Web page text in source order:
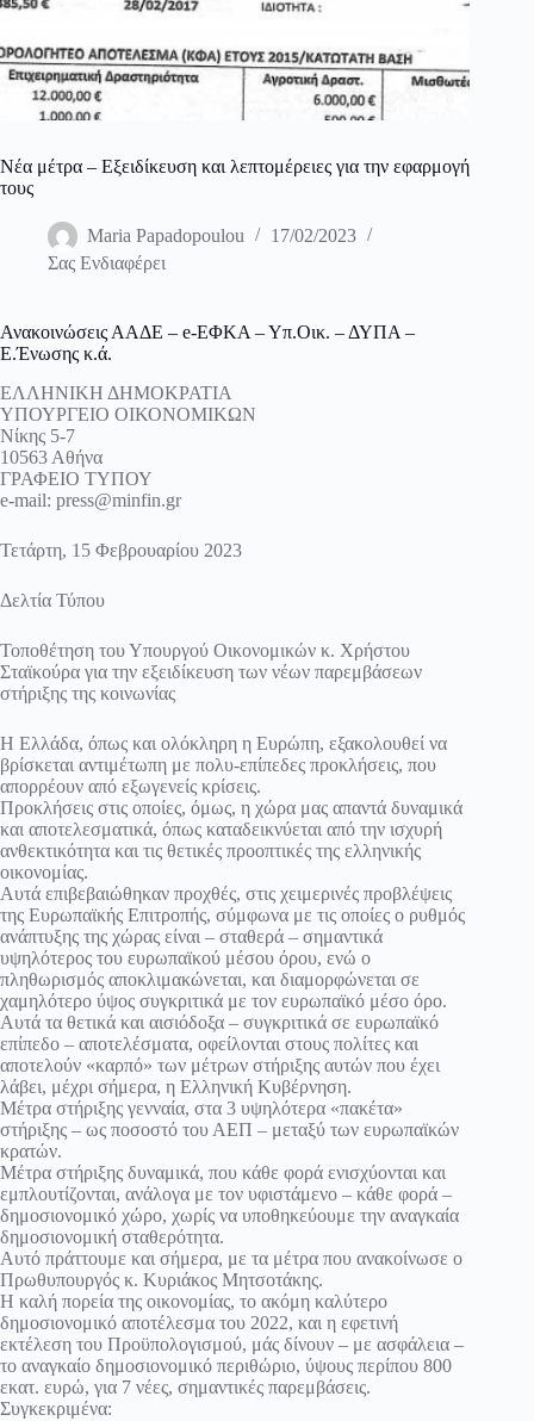
Νέα μέτρα – Εξειδίκευση και λεπτομέρειες για την εφαρμογή
τους
Maria Papadopoulou
17/02/2023
Σας Ενδιαφέρει
Ανακοινώσεις ΑΑΔΕ – e-ΕΦΚΑ – Υπ.Οικ. – ΔΥΠΑ –
Ε.Ένωσης κ.ά.
ΕΛΛΗΝΙΚΗ ΔΗΜΟΚΡΑΤΙΑ
ΥΠΟΥΡΓΕΙΟ ΟΙΚΟΝΟΜΙΚΩΝ
Νίκης 5-7
10563 Αθήνα
ΓΡΑΦΕΙΟ ΤΥΠΟΥ
e-mail: press@minfin.gr
Τετάρτη, 15 Φεβρουαρίου 2023
Δελτία Τύπου
Τοποθέτηση του Υπουργού Οικονομικών κ. Χρήστου
Σταϊκούρα για την εξειδίκευση των νέων παρεμβάσεων
στήριξης της κοινωνίας
Η Ελλάδα, όπως και ολόκληρη η Ευρώπη, εξακολουθεί να
βρίσκεται αντιμέτωπη με πολυ-επίπεδες προκλήσεις, που
απορρέουν από εξωγενείς κρίσεις.
Προκλήσεις στις οποίες, όμως, η χώρα μας απαντά δυναμικά
και αποτελεσματικά, όπως καταδεικνύεται από την ισχυρή
ανθεκτικότητα και τις θετικές προοπτικές της ελληνικής
οικονομίας.
Αυτά επιβεβαιώθηκαν προχθές, στις χειμερινές προβλέψεις
της Ευρωπαϊκής Επιτροπής, σύμφωνα με τις οποίες ο ρυθμός
ανάπτυξης της χώρας είναι – σταθερά – σημαντικά
υψηλότερος του ευρωπαϊκού μέσου όρου, ενώ ο
πληθωρισμός αποκλιμακώνεται, και διαμορφώνεται σε
χαμηλότερο ύψος συγκριτικά με τον ευρωπαϊκό μέσο όρο.
Αυτά τα θετικά και αισιόδοξα – συγκριτικά σε ευρωπαϊκό
επίπεδο – αποτελέσματα, οφείλονται στους πολίτες και
αποτελούν «καρπό» των μέτρων στήριξης αυτών που έχει
λάβει, μέχρι σήμερα, η Ελληνική Κυβέρνηση.
Μέτρα στήριξης γενναία, στα 3 υψηλότερα «πακέτα»
στήριξης – ως ποσοστό του ΑΕΠ – μεταξύ των ευρωπαϊκών
κρατών.
Μέτρα στήριξης δυναμικά, που κάθε φορά ενισχύονται και
εμπλουτίζονται, ανάλογα με τον υφιστάμενο – κάθε φορά –
δημοσιονομικό χώρο, χωρίς να υποθηκεύουμε την αναγκαία
δημοσιονομική σταθερότητα.
Αυτό πράττουμε και σήμερα, με τα μέτρα που ανακοίνωσε ο
Πρωθυπουργός κ. Κυριάκος Μητσοτάκης.
Η καλή πορεία της οικονομίας, το ακόμη καλύτερο
δημοσιονομικό αποτέλεσμα του 2022, και η εφετινή
εκτέλεση του Προϋπολογισμού, μάς δίνουν – με ασφάλεια –
το αναγκαίο δημοσιονομικό περιθώριο, ύψους περίπου 800
εκατ. ευρώ, για 7 νέες, σημαντικές παρεμβάσεις.
Συγκεκριμένα: